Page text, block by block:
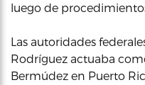
luego de
Las autoridades
Rodríguez actuaba
Bermúdez en Puerto